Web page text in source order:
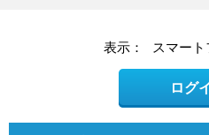
表示： スマート
ログ